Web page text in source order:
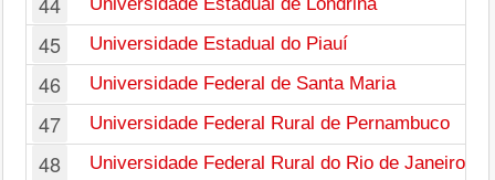
45 Universidade Estadual do Piauí
46 Universidade Federal de Santa Maria
47 Universidade Federal Rural de Pernambuco
48 Universidade Federal Rural do Rio de Janeiro